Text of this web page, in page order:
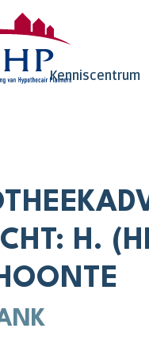
Kenniscentrum
H.